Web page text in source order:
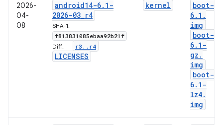
2026-
04-
08
android14-6. 1-
2026-03_r4
SHA-1:
f813831085ebaa92b21f
Diff: r3 . . r4
LICENSES
kernel
boot-
6. 1 .
img
boot-
6. 1-
gz .
img
boot-
6. 1-
lz4.
img